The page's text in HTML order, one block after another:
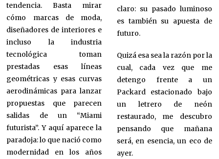
tendencia. Basta mirar
cómo marcas de moda,
diseñadores de interiores e
incluso la industria
tecnológica toman
prestadas esas líneas
geométricas y esas curvas
aerodinámicas para lanzar
propuestas que parecen
salidas de un “Miami
futurista”. Y aquí aparece la
paradoja: lo que nació como
modernidad en los años
claro: su pasado luminoso
es también su apuesta de
futuro.
Quizá esa sea la razón por la
cual, cada vez que me
detengo frente a un
Packard estacionado bajo
un letrero de neón
restaurado, me descubro
pensando que mañana
será, en esencia, un eco de
ayer.